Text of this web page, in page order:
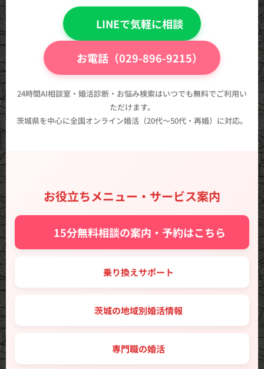
💬 LINEで気軽に相談
📞 お電話（029-896-9215）
24時間AI相談室・婚活診断・お悩み検索はいつでも無料でご利用い
ただけます。
茨城県を中心に全国オンライン婚活（20代〜50代・再婚）に対応。
お役立ちメニュー・サービス案内
✨ 15分無料相談の案内・予約はこちら
🔑 乗り換えサポート
🗾 茨城の地域別婚活情報
💼 専門職の婚活